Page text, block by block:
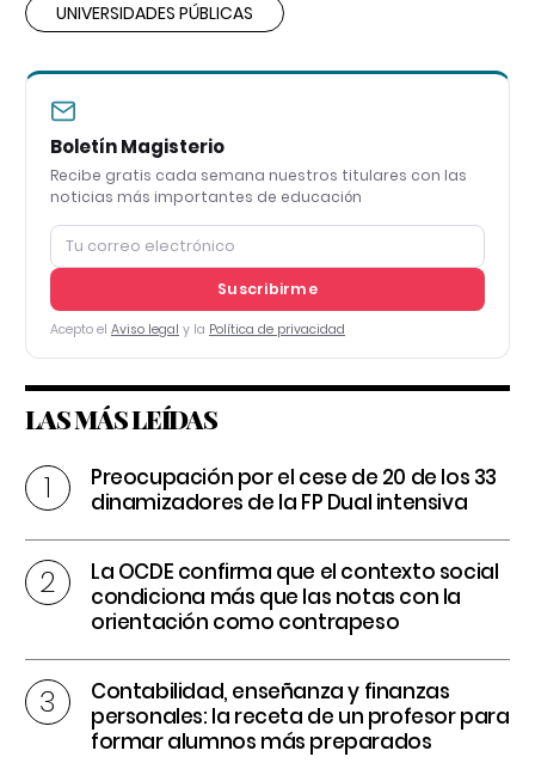
UNIVERSIDADES PÚBLICAS
Boletín Magisterio
Recibe gratis cada semana nuestros titulares con las
noticias más importantes de educación
Suscribirme
Acepto el Aviso legal y la Política de privacidad
LAS MÁS LEÍDAS
Preocupación por el cese de 20 de los 33
dinamizadores de la FP Dual intensiva
La OCDE confirma que el contexto social
condiciona más que las notas con la
orientación como contrapeso
Contabilidad, enseñanza y finanzas
personales: la receta de un profesor para
formar alumnos más preparados